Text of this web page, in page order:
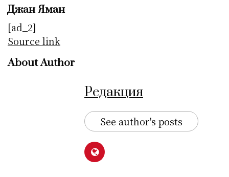
Джан Яман
[ad_2]
Source link
About Author
Редакция
See author's posts